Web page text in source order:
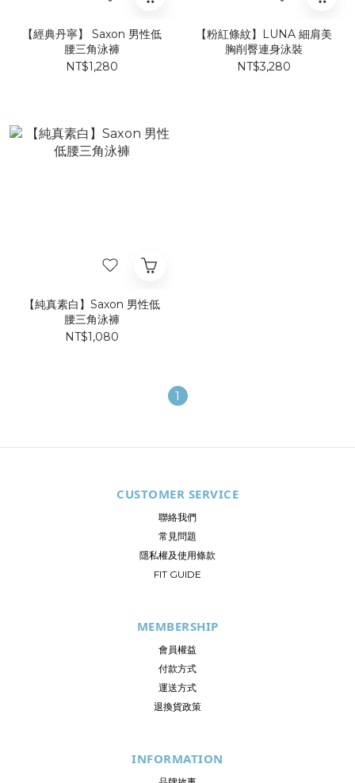
【經典丹寧】 Saxon 男性低
腰三角泳褲
NT$1,280
【粉紅條紋】LUNA 細肩美
胸削臀連身泳裝
NT$3,280
【純真素白】Saxon 男性低
腰三角泳褲
NT$1,080
1
CUSTOMER SERVICE
聯絡我們
常見問題
隱私權及使用條款
FIT GUIDE
MEMBERSHIP
會員權益
付款方式
運送方式
退換貨政策
INFORMATION